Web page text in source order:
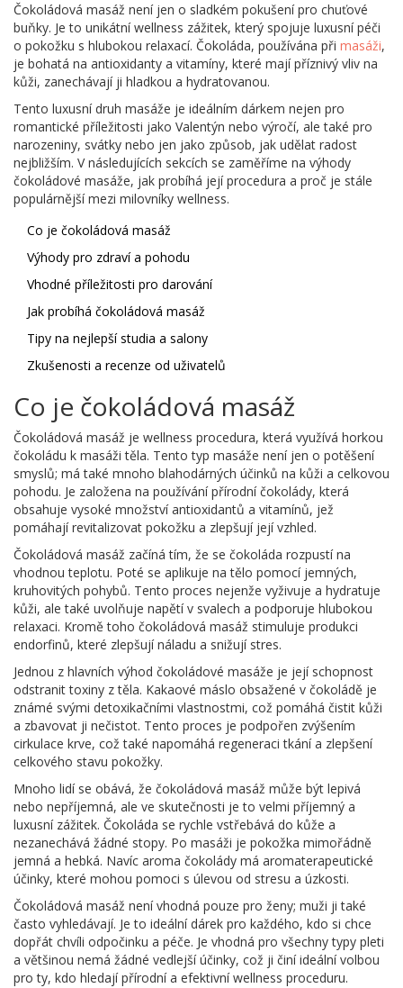
Čokoládová masáž není jen o sladkém pokušení pro chuťové
buňky. Je to unikátní wellness zážitek, který spojuje luxusní péči
o pokožku s hlubokou relaxací. Čokoláda, používána při masáži,
je bohatá na antioxidanty a vitamíny, které mají příznivý vliv na
kůži, zanechávají ji hladkou a hydratovanou.
Tento luxusní druh masáže je ideálním dárkem nejen pro
romantické příležitosti jako Valentýn nebo výročí, ale také pro
narozeniny, svátky nebo jen jako způsob, jak udělat radost
nejbližším. V následujících sekcích se zaměříme na výhody
čokoládové masáže, jak probíhá její procedura a proč je stále
populárnější mezi milovníky wellness.
Co je čokoládová masáž
Výhody pro zdraví a pohodu
Vhodné příležitosti pro darování
Jak probíhá čokoládová masáž
Tipy na nejlepší studia a salony
Zkušenosti a recenze od uživatelů
Co je čokoládová masáž
Čokoládová masáž je wellness procedura, která využívá horkou
čokoládu k masáži těla. Tento typ masáže není jen o potěšení
smyslů; má také mnoho blahodárných účinků na kůži a celkovou
pohodu. Je založena na používání přírodní čokolády, která
obsahuje vysoké množství antioxidantů a vitamínů, jež
pomáhají revitalizovat pokožku a zlepšují její vzhled.
Čokoládová masáž začíná tím, že se čokoláda rozpustí na
vhodnou teplotu. Poté se aplikuje na tělo pomocí jemných,
kruhovitých pohybů. Tento proces nejenže vyživuje a hydratuje
kůži, ale také uvolňuje napětí v svalech a podporuje hlubokou
relaxaci. Kromě toho čokoládová masáž stimuluje produkci
endorfinů, které zlepšují náladu a snižují stres.
Jednou z hlavních výhod čokoládové masáže je její schopnost
odstranit toxiny z těla. Kakaové máslo obsažené v čokoládě je
známé svými detoxikačními vlastnostmi, což pomáhá čistit kůži
a zbavovat ji nečistot. Tento proces je podpořen zvýšením
cirkulace krve, což také napomáhá regeneraci tkání a zlepšení
celkového stavu pokožky.
Mnoho lidí se obává, že čokoládová masáž může být lepivá
nebo nepříjemná, ale ve skutečnosti je to velmi příjemný a
luxusní zážitek. Čokoláda se rychle vstřebává do kůže a
nezanechává žádné stopy. Po masáži je pokožka mimořádně
jemná a hebká. Navíc aroma čokolády má aromaterapeutické
účinky, které mohou pomoci s úlevou od stresu a úzkosti.
Čokoládová masáž není vhodná pouze pro ženy; muži ji také
často vyhledávají. Je to ideální dárek pro každého, kdo si chce
dopřát chvíli odpočinku a péče. Je vhodná pro všechny typy pleti
a většinou nemá žádné vedlejší účinky, což ji činí ideální volbou
pro ty, kdo hledají přírodní a efektivní wellness proceduru.